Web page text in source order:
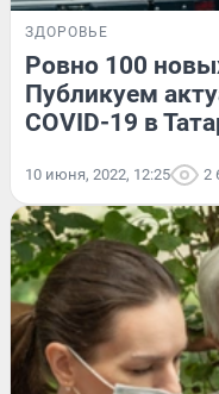
ЗДОРОВЬЕ
Ровно 100
Публикуем
COVID-19 в
10 июня, 2022, 12:25 2